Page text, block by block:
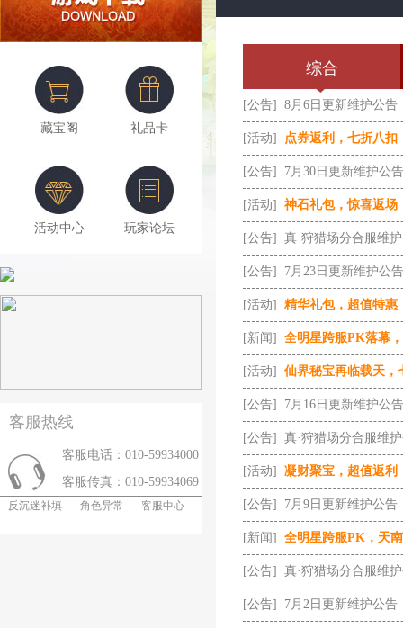
藏宝阁 礼品卡
活动中心 玩家论坛
客服热线
客服电话：010-59934000
客服传真：010-59934069
反沉迷补填 角色异常 客服中心
综合
[公告] 8月6日更新维护公告
[活动] 点券返利，七折八扣
[公告] 7月30日更新维护公告
[活动] 神石礼包，惊喜返场
[公告] 真·狩猎场分合服维
[公告] 7月23日更新维护公告
[活动] 精华礼包，超值特惠
[新闻] 全明星跨服PK落幕
[活动] 仙界秘宝再临载天，
[公告] 7月16日更新维护公告
[公告] 真·狩猎场分合服维
[活动] 凝财聚宝，超值返利
[公告] 7月9日更新维护公告
[新闻] 全明星跨服PK，天
[公告] 真·狩猎场分合服维
[公告] 7月2日更新维护公告